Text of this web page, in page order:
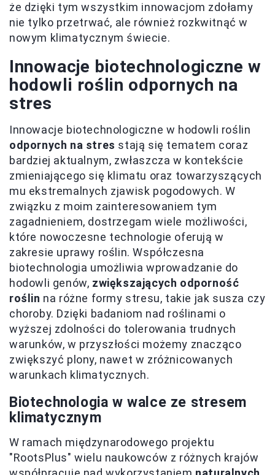
że dzięki tym wszystkim innowacjom zdołamy
nie tylko przetrwać, ale również rozkwitnąć w
nowym klimatycznym świecie.
Innowacje biotechnologiczne w
hodowli roślin odpornych na
stres
Innowacje biotechnologiczne w hodowli roślin
odpornych na stres stają się tematem coraz
bardziej aktualnym, zwłaszcza w kontekście
zmieniającego się klimatu oraz towarzyszących
mu ekstremalnych zjawisk pogodowych. W
związku z moim zainteresowaniem tym
zagadnieniem, dostrzegam wiele możliwości,
które nowoczesne technologie oferują w
zakresie uprawy roślin. Współczesna
biotechnologia umożliwia wprowadzanie do
hodowli genów, zwiększających odporność
roślin na różne formy stresu, takie jak susza czy
choroby. Dzięki badaniom nad roślinami o
wyższej zdolności do tolerowania trudnych
warunków, w przyszłości możemy znacząco
zwiększyć plony, nawet w zróżnicowanych
warunkach klimatycznych.
Biotechnologia w walce ze stresem
klimatycznym
W ramach międzynarodowego projektu
"RootsPlus" wielu naukowców z różnych krajów